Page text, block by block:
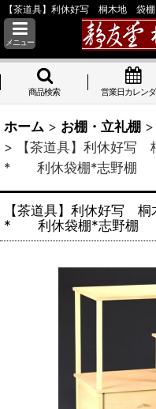
【茶道具】利休好写 桐木
メニュー
商品検索 営業日カレン
ホーム > お棚・立礼棚 >
>
【茶道具】利休
* 利休袋棚*志野棚
【茶道具】利休好
* 利休袋棚*志野